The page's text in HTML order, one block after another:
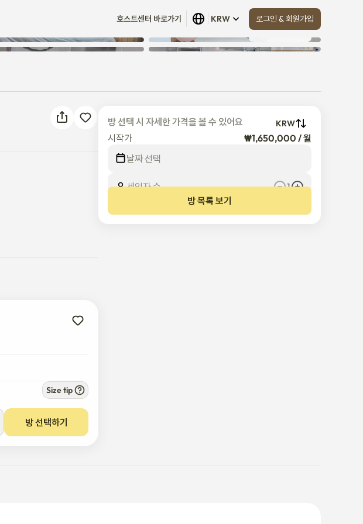
호스트센터 바로가기 KRW 로그인 & 회원가입
모두 보기 (12)
Size tip
방 선택하기
방 선택 시 자세한 가격을 볼 수 있어요 KRW
시작가
₩1,650,000 / 월
날짜 선택
세입자 수
1
방 목록 보기